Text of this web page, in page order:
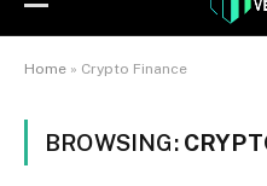
Home » Crypto Finance
BROWSING: